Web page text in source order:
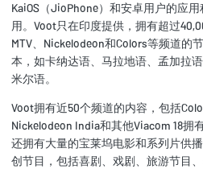
KaiOS（JioPhone）和安卓用户的应
用。Voot只在印度提供，拥有超过
MTV、Nickelodeon和Colors等频道的
本，如卡纳达语、马拉地语、孟加拉
米尔语。
Voot拥有近50个频道的内容，包括
Nickelodeon India和其他Viacom 18拥
还拥有大量的宝莱坞电影和系列片供
创节目，包括喜剧、戏剧、旅游节目